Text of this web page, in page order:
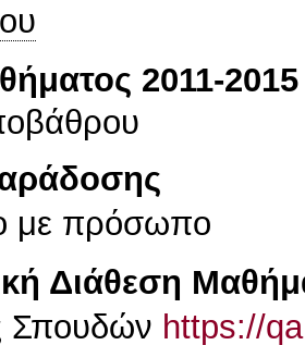
2011-2015
με πρόσωπο
Διάθεση
Σπουδών https://